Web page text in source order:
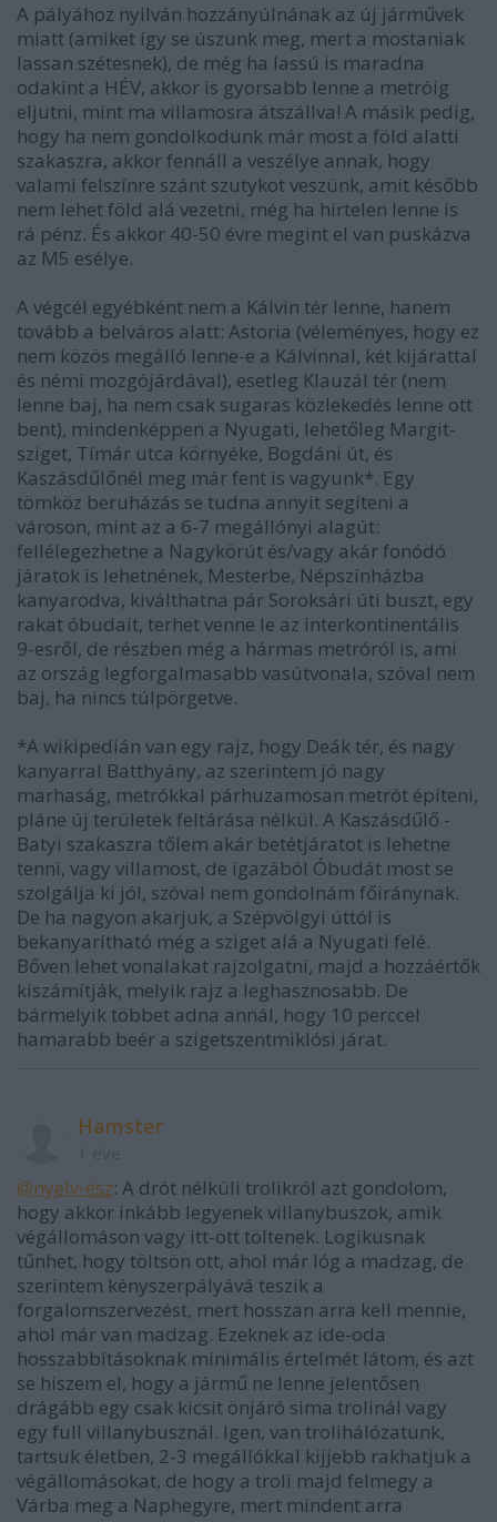
A pályához nyilván hozzányúlnának az új járművek
miatt (amiket így se úszunk meg, mert a mostaniak
lassan szétesnek), de még ha lassú is maradna
odakint a HÉV, akkor is gyorsabb lenne a metróig
eljutni, mint ma villamosra átszállva! A másik pedig,
hogy ha nem gondolkodunk már most a föld alatti
szakaszra, akkor fennáll a veszélye annak, hogy
valami felszínre szánt szutykot veszünk, amit később
nem lehet föld alá vezetni, még ha hirtelen lenne is
rá pénz. És akkor 40-50 évre megint el van puskázva
az M5 esélye.
A végcél egyébként nem a Kálvin tér lenne, hanem
tovább a belváros alatt: Astoria (véleményes, hogy ez
nem közös megálló lenne-e a Kálvinnal, két kijárattal
és némi mozgójárdával), esetleg Klauzál tér (nem
lenne baj, ha nem csak sugaras közlekedés lenne ott
bent), mindenképpen a Nyugati, lehetőleg Margit-
sziget, Tímár utca környéke, Bogdáni út, és
Kaszásdűlőnél meg már fent is vagyunk*. Egy
tömköz beruházás se tudna annyit segíteni a
városon, mint az a 6-7 megállónyi alagút:
fellélegezhetne a Nagykörút és/vagy akár fonódó
járatok is lehetnének, Mesterbe, Népszínházba
kanyarodva, kiválthatna pár Soroksári úti buszt, egy
rakat óbudait, terhet venne le az interkontinentális
9-esről, de részben még a hármas metróról is, ami
az ország legforgalmasabb vasútvonala, szóval nem
baj, ha nincs túlpörgetve.
*A wikipedián van egy rajz, hogy Deák tér, és nagy
kanyarral Batthyány, az szerintem jó nagy
marhaság, metrókkal párhuzamosan metrót építeni,
pláne új területek feltárása nélkül. A Kaszásdűlő -
Batyi szakaszra tőlem akár betétjáratot is lehetne
tenni, vagy villamost, de igazából Óbudát most se
szolgálja ki jól, szóval nem gondolnám főiránynak.
De ha nagyon akarjuk, a Szépvölgyi úttól is
bekanyarítható még a sziget alá a Nyugati felé.
Bőven lehet vonalakat rajzolgatni, majd a hozzáértők
kiszámítják, melyik rajz a leghasznosabb. De
bármelyik többet adna annál, hogy 10 perccel
hamarabb beér a szigetszentmiklósi járat.
Hamster
@nyelv-ész: A drót nélküli trolikról azt gondolom,
hogy akkor inkább legyenek villanybuszok, amik
végállomáson vagy itt-ott töltenek. Logikusnak
tűnhet, hogy töltsön ott, ahol már lóg a madzag, de
szerintem kényszerpályává teszik a
forgalomszervezést, mert hosszan arra kell mennie,
ahol már van madzag. Ezeknek az ide-oda
hosszabbításoknak minimális értelmét látom, és azt
se hiszem el, hogy a jármű ne lenne jelentősen
drágább egy csak kicsit önjáró sima trolinál vagy
egy full villanybusznál. Igen, van trolihálózatunk,
tartsuk életben, 2-3 megállókkal kijjebb rakhatjuk a
végállomásokat, de hogy a troli majd felmegy a
Várba meg a Naphegyre, mert mindent arra